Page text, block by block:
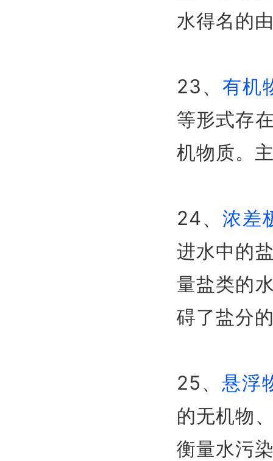
水得名的
23、有机
等形式存
机物质。
24、浓差
进水中的
量盐类的
碍了盐分
25、悬浮
的无机物
衡量水污